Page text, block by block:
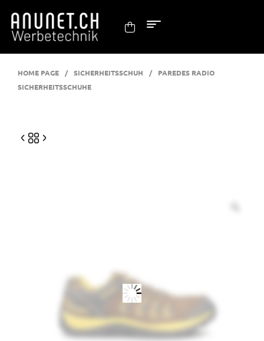
HOME PAGE / SICHERHEITSSCHUH /
PAREDES RADIO
SICHERHEITSSCHUHE